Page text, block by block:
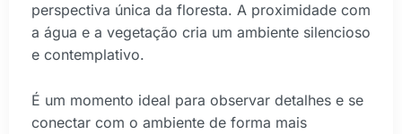
perspectiva única da floresta. A proximidade com
a água e a vegetação cria um ambiente silencioso
e contemplativo.
É um momento ideal para observar detalhes e se
conectar com o ambiente de forma mais